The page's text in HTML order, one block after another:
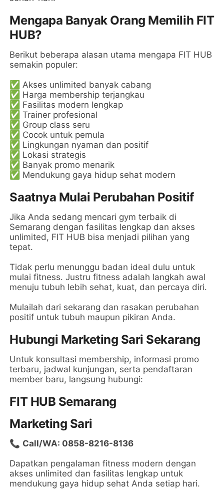
Mengapa Banyak Orang Memilih FIT
HUB?
Berikut beberapa alasan utama mengapa FIT HUB
semakin populer:
✅ Akses unlimited banyak cabang
✅ Harga membership terjangkau
✅ Fasilitas modern lengkap
✅ Trainer profesional
✅ Group class seru
✅ Cocok untuk pemula
✅ Lingkungan nyaman dan positif
✅ Lokasi strategis
✅ Banyak promo menarik
✅ Mendukung gaya hidup sehat modern
Saatnya Mulai Perubahan Positif
Jika Anda sedang mencari gym terbaik di
Semarang dengan fasilitas lengkap dan akses
unlimited, FIT HUB bisa menjadi pilihan yang
tepat.
Tidak perlu menunggu badan ideal dulu untuk
mulai fitness. Justru fitness adalah langkah awal
menuju tubuh lebih sehat, kuat, dan percaya diri.
Mulailah dari sekarang dan rasakan perubahan
positif untuk tubuh maupun pikiran Anda.
Hubungi Marketing Sari Sekarang
Untuk konsultasi membership, informasi promo
terbaru, jadwal kunjungan, serta pendaftaran
member baru, langsung hubungi:
FIT HUB Semarang
Marketing Sari
📞 Call/WA: 0858-8216-8136
Dapatkan pengalaman fitness modern dengan
akses unlimited dan fasilitas lengkap untuk
mendukung gaya hidup sehat Anda setiap hari.